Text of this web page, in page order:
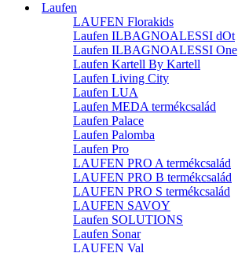
Laufen
LAUFEN Florakids
Laufen ILBAGNOALESSI dOt
Laufen ILBAGNOALESSI One
Laufen Kartell By Kartell
Laufen Living City
Laufen LUA
Laufen MEDA termékcsalád
Laufen Palace
Laufen Palomba
Laufen Pro
LAUFEN PRO A termékcsalád
LAUFEN PRO B termékcsalád
LAUFEN PRO S termékcsalád
LAUFEN SAVOY
Laufen SOLUTIONS
Laufen Sonar
LAUFEN Val